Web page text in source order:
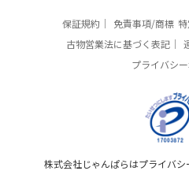
保証規約 免責事項/商標
古物営業法に基づく表記
プライバシ
株式会社じゃんぱらはプライバ